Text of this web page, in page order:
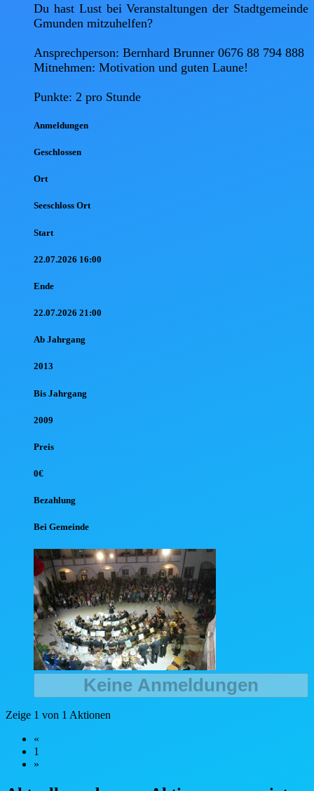
Du hast Lust bei Veranstaltungen der Stadtgemeinde
Gmunden mitzuhelfen?
Ansprechperson: Bernhard Brunner 0676 88 794 888
Mitnehmen: Motivation und guten Laune!
Punkte: 2 pro Stunde
Anmeldungen
Geschlossen
Ort
Seeschloss Ort
Start
22.07.2026 16:00
Ende
22.07.2026 21:00
Ab Jahrgang
2013
Bis Jahrgang
2009
Preis
0€
Bezahlung
Bei Gemeinde
Keine Anmeldungen
Zeige 1 von 1 Aktionen
«
1
»